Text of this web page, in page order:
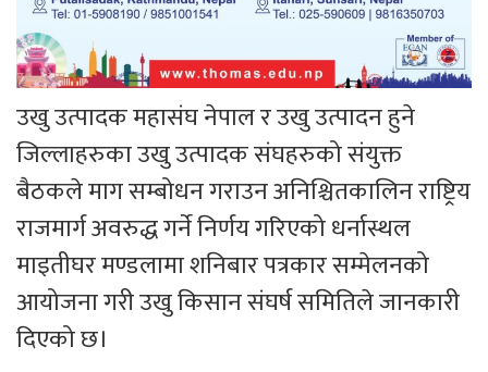
उखु उत्पादक महासंघ नेपाल र उखु उत्पादन हुने
जिल्लाहरुका उखु उत्पादक संघहरुको संयुक्त
बैठकले माग सम्बोधन गराउन अनिश्चितकालिन राष्ट्रिय
राजमार्ग अवरुद्ध गर्ने निर्णय गरिएको धर्नास्थल
माइतीघर मण्डलामा शनिबार पत्रकार सम्मेलनको
आयोजना गरी उखु किसान संघर्ष समितिले जानकारी
दिएको छ।